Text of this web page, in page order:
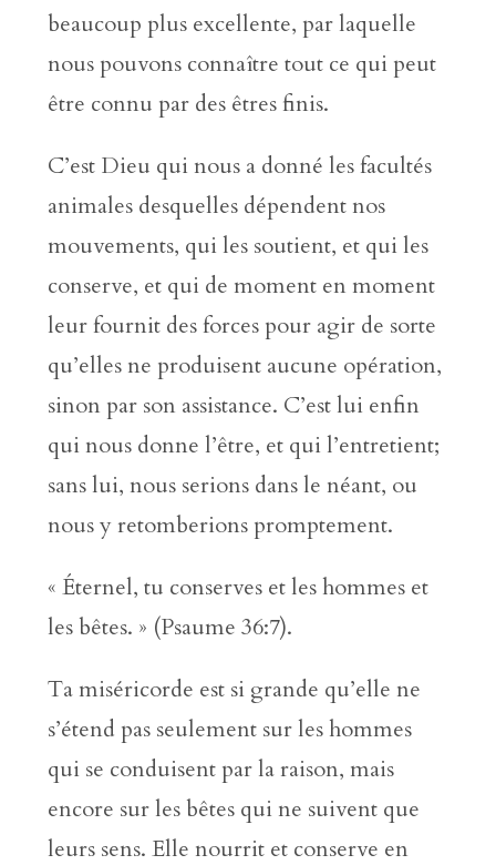
beaucoup plus excellente, par laquelle
nous pouvons connaître tout ce qui peut
être connu par des êtres finis.
C’est Dieu qui nous a donné les facultés
animales desquelles dépendent nos
mouvements, qui les soutient, et qui les
conserve, et qui de moment en moment
leur fournit des forces pour agir de sorte
qu’elles ne produisent aucune opération,
sinon par son assistance. C’est lui enfin
qui nous donne l’être, et qui l’entretient;
sans lui, nous serions dans le néant, ou
nous y retomberions promptement.
« Éternel, tu conserves et les hommes et
les bêtes. » (Psaume 36:7).
Ta miséricorde est si grande qu’elle ne
s’étend pas seulement sur les hommes
qui se conduisent par la raison, mais
encore sur les bêtes qui ne suivent que
leurs sens. Elle nourrit et conserve en